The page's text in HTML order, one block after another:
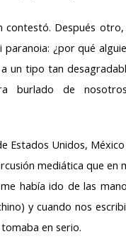
contestó. Después
¿por qué
un tipo tan
burlado de
Estados Unidos,
mediática que en
había ido de las
y cuando nos
en serio.